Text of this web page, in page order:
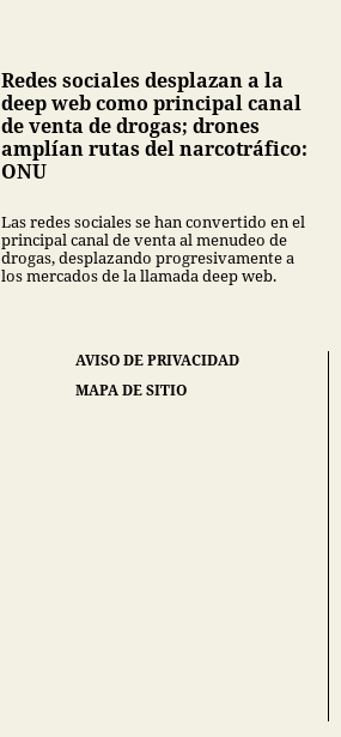
Redes sociales desplazan a la
deep web como principal canal
de venta de drogas; drones
amplían rutas del narcotráfico:
ONU
Las redes sociales se han convertido en el
principal canal de venta al menudeo de
drogas, desplazando progresivamente a
los mercados de la llamada deep web.
AVISO DE PRIVACIDAD
MAPA DE SITIO